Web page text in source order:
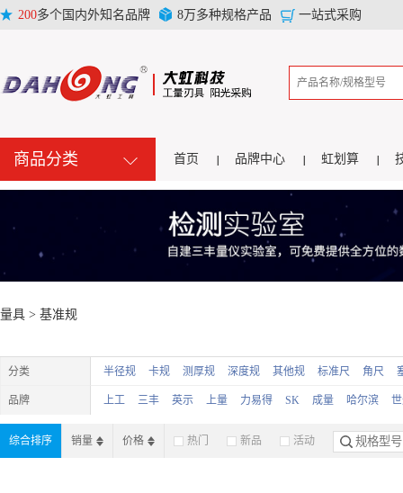
200多个国内外知名品牌 8万多种规格产品 一站式采购
商品分类 首页 品牌中心 虹划算
量具 > 基准规
分类 半径规 卡规 测厚规 深度规 其他规 标准尺 角尺
品牌 上工 三丰 英示 上量 力易得 SK 成量 哈尔滨
综合排序
销量 价格 热门 新品 活动